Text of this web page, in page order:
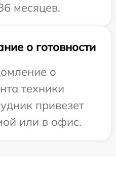
месяцев.
о готовности
о
техники
привезет
или в офис.